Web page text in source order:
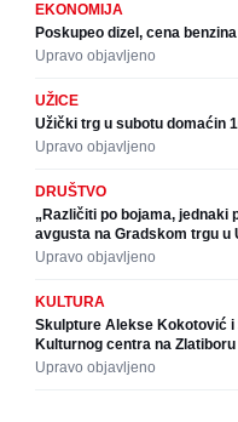
EKONOMIJA
Poskupeo dizel, cena
Upravo objavljeno
UŽICE
Užički trg u subotu domaćin
Upravo objavljeno
DRUŠTVO
„Različiti po bojama, jednaki
avgusta na Gradskom trgu u
Upravo objavljeno
KULTURA
Skulpture Alekse Kokotović
Kulturnog centra na Zlatiboru
Upravo objavljeno